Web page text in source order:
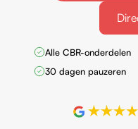
Alle CBR-onderdelen
30 dagen pauzeren